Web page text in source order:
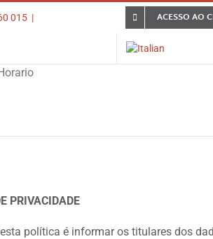
015 | ACESSO AO
PRIVACIDADE
política é informar os titulares dos